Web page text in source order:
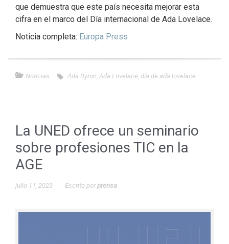
que demuestra que este país necesita mejorar esta
cifra en el marco del Día internacional de Ada Lovelace.
Noticia completa: Europa Press
Noticias Ada Byron Ada Lovelace día de ada lovelace
La UNED ofrece un seminario
sobre profesiones TIC en la
AGE
julio 11, 2023 Escrito porprensa